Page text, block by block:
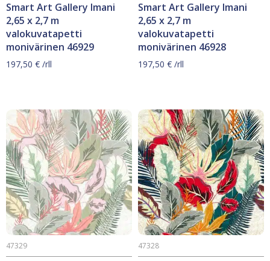
Smart Art Gallery Imani
2,65 x 2,7 m
valokuvatapetti
monivärinen 46929
197,50 € /rll
Smart Art Gallery Imani
2,65 x 2,7 m
valokuvatapetti
monivärinen 46928
197,50 € /rll
47329 47328